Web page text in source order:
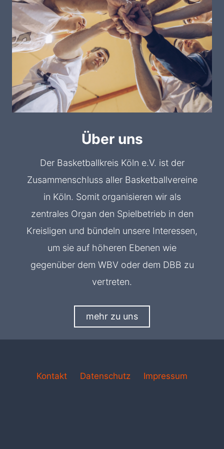
Über uns
Der Basketballkreis Köln e.V. ist der
Zusammenschluss aller Basketballvereine
in Köln. Somit organisieren wir als
zentrales Organ den Spielbetrieb in den
Kreisligen und bündeln unsere Interessen,
um sie auf höheren Ebenen wie
gegenüber dem WBV oder dem DBB zu
vertreten.
mehr zu uns
Kontakt Datenschutz Impressum